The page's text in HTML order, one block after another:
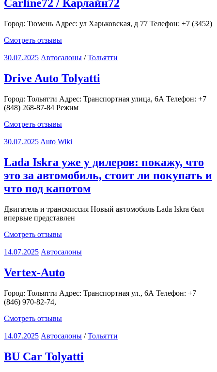
Carline72 / Карлайн72
Город: Тюмень Адрес: ул Харьковская, д 77 Телефон: +7 (3452)
Смотреть отзывы
30.07.2025 Автосалоны /Тольятти
Drive Auto Tolyatti
Город: Тольятти Адрес: Транспортная улица, 6А Телефон: +7
(848) 268-87-84 Режим
Смотреть отзывы
30.07.2025 Auto Wiki
Lada Iskra уже у дилеров: покажу, что
это за автомобиль, стоит ли покупать и
что под капотом
Двигатель и трансмиссия Новый автомобиль Lada Iskra был
впервые представлен
Смотреть отзывы
14.07.2025 Автосалоны
Vertex-Auto
Город: Тольятти Адрес: Транспортная ул., 6А Телефон: +7
(846) 970-82-74,
Смотреть отзывы
14.07.2025 Автосалоны /Тольятти
BU Car Tolyatti